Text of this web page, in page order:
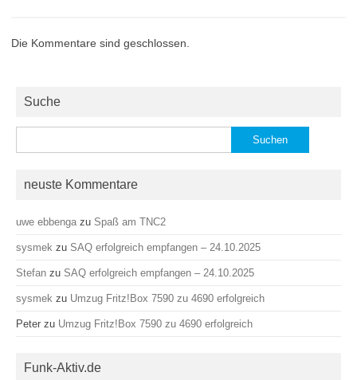
Die Kommentare sind geschlossen.
Suche
nach:
neuste Kommentare
uwe ebbenga zu Spaß am TNC2
sysmek zu SAQ erfolgreich empfangen – 24.10.2025
Stefan zu SAQ erfolgreich empfangen – 24.10.2025
sysmek zu Umzug Fritz!Box 7590 zu 4690 erfolgreich
Peter zu Umzug Fritz!Box 7590 zu 4690 erfolgreich
Funk-Aktiv.de